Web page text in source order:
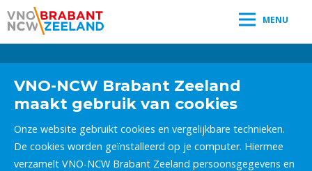
MENU
VNO-NCW Brabant Zeeland
maakt gebruik van cookies
Onze website gebruikt cookies en vergelijkbare technieken.
De cookies worden geïnstalleerd op je computer. Hiermee
verzamelt VNO-NCW Brabant Zeeland persoonsgegevens en